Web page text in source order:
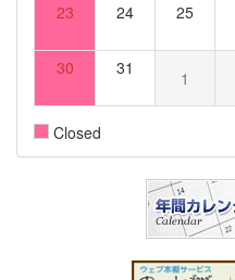
23 24 25
30 31 1
Closed